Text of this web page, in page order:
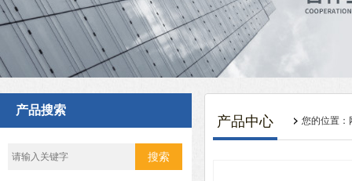
产品搜索
产品中心 您的位置：